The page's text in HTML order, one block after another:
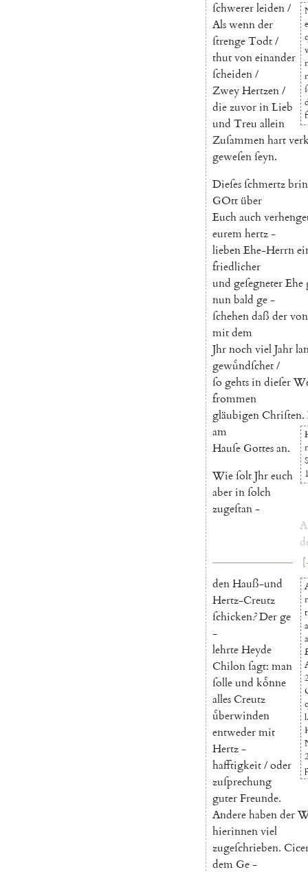
ſchwererleiden/
Alswennder
ſtrengeTodt/
thutvoneinander
ſcheiden/
ZweyHertzen/
diezuvorinLieb
und Treu allein
Zuſammenhart
geweſenſeyn.
Dieſesſchmertz
GOttüber
Euchauch
euremhertz-
liebenEhe-Herrn
friedlicher
und geſegneterEhe
nunbald ge-
ſchehendaß dervon
mitdem
JhrnochvielJahr
gewuͤndſchet/
ſo gehtsindieſer
frommen
gläubigenChriſten.
am
Hauſe Gottesan.
WieſoltJhreuch
aberinſolch
zugeſtan-
A
l.
denHauß-und
Hertz-Creutz
ſchicken?Derge
-
lehrteHeyde
Chilonſagt: man
ſolleund koͤnne
allesCreutz
uͤberwinden
entwedermit
Hertz-
hafftigkeit/oder
zuſprechung
guterFreunde.
Anderehabender
hierinnenviel
zugeſchrieben.
dem Ge-